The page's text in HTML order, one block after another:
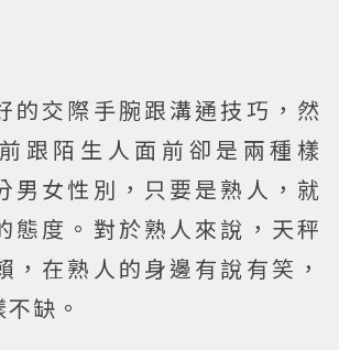
的交際手腕跟溝通技巧，然
跟陌生人面前卻是兩種樣
男女性別，只要是熟人，就
態度。對於熟人來說，天秤
，在熟人的身邊有說有笑，
缺。